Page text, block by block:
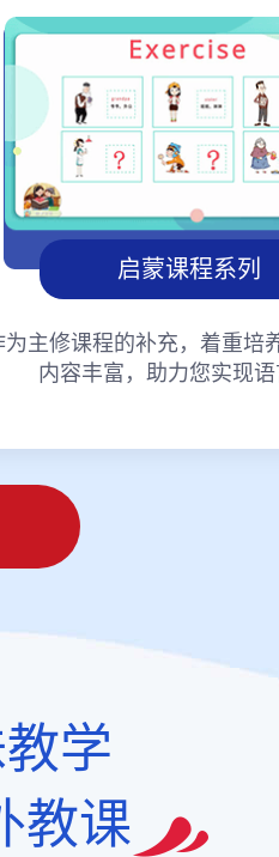
启蒙课程系列
为主修课程的补充，着重培
内容丰富，助力您实现
学
教课